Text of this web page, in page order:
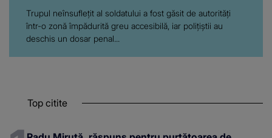
Trupul neînsuflețit al soldatului a fost găsit de autorități
într-o zonă împădurită greu accesibilă, iar polițiștii au
deschis un dosar penal...
Top citite